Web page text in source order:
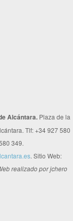
Alcántara. Plaza de la
Tlf: +34 927 580
349.
. Sitio Web:
realizado por jchero